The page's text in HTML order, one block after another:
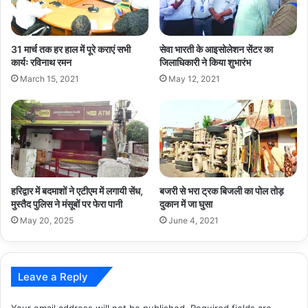
31 मार्च तक हर हाल में पूरे कराएं सभी
कार्यः रविनाथ रमन
March 15, 2021
सेवा भारती के आइसोलेशन सेंटर का
जिलाधिकारी ने किया शुभारंभ
May 12, 2021
हरिद्वार में बदमाशों ने एटीएम में लगायी सेंध,
मुस्तैद पुलिस ने मंसूबों पर फेरा पानी
May 20, 2025
बजरी से भरा ट्रक बिजली का पोल तोड़
दुकान में जा घुसा
June 4, 2021
Leave a Reply